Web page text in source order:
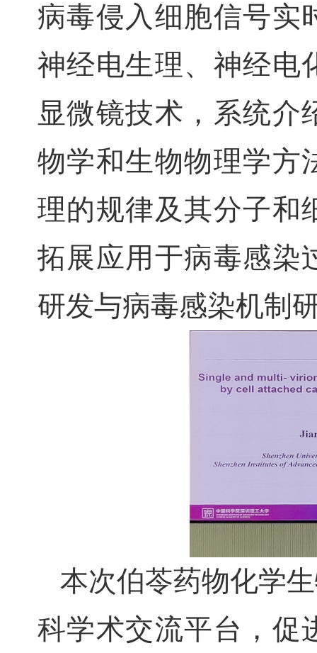
病毒侵入细胞信号实
神经电生理、神经电
显微镜技术，系统介
物学和生物物理学方
理的规律及其分子和
拓展应用于病毒感染
研发与病毒感染机制
本次伯苓药物化学
科学术交流平台，促